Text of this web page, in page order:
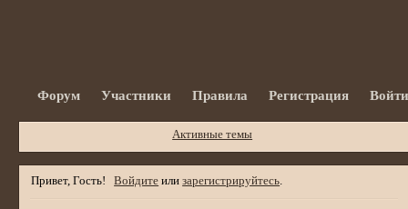
Форум Участники Правила Регистрация
Активные темы
Привет, Гость! Войдите илизарегистрируйтесь.